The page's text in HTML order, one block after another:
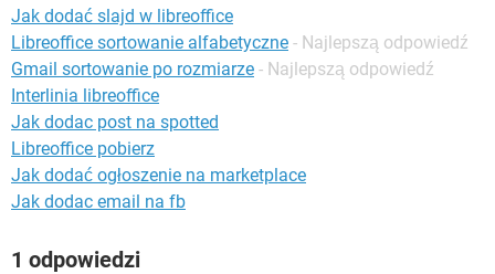
Jak dodać slajd w libreoffice
Libreoffice sortowanie alfabetyczne - Najlepszą odpowiedź
Gmail sortowanie po rozmiarze - Najlepszą odpowiedź
Interlinia libreoffice
Jak dodac post na spotted
Libreoffice pobierz
Jak dodać ogłoszenie na marketplace
Jak dodac email na fb
1 odpowiedzi